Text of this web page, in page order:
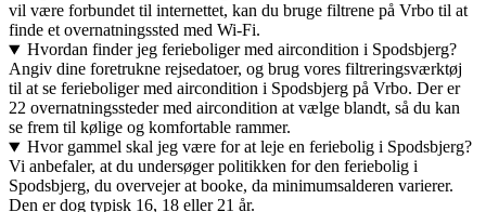
vil være forbundet til internettet, kan du bruge filtrene på Vrbo til at
finde et overnatningssted med Wi-Fi.
Hvordan finder jeg ferieboliger med aircondition i Spodsbjerg?
Angiv dine foretrukne rejsedatoer, og brug vores filtreringsværktøj
til at se ferieboliger med aircondition i Spodsbjerg på Vrbo. Der er
22 overnatningssteder med aircondition at vælge blandt, så du kan
se frem til kølige og komfortable rammer.
Hvor gammel skal jeg være for at leje en feriebolig i Spodsbjerg?
Vi anbefaler, at du undersøger politikken for den feriebolig i
Spodsbjerg, du overvejer at booke, da minimumsalderen varierer.
Den er dog typisk 16, 18 eller 21 år.